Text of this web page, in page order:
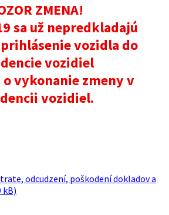
ZMENA!
sa už nepredkladajú
vozidla do
vozidiel
vykonanie zmeny v
vozidiel.
odcudzení, poškodení dokladov a
kB)